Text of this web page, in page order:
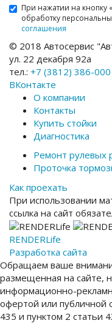
При нажатии на кнопку
обработку
соглашения
© 2018 Автосервис
ул. 22 декабря 92а
тел.: +7 (3812) 386-000
ВКонтакте
О компании
Контакты
Купить стойки
Диагностика
Ремонт рулевых
Проточка
Как проехать
При использовании
ссылка на сайт
RENDERLife
Разработка сайта
Обращаем ваше
размещенная на сайте,
информационно-
офертой или публичной
435 и пунктом 2 статьи